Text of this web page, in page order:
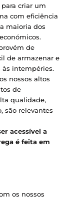
criar um
com eficiência
maioria dos
de
de armazenar e
às intempéries.
nossos altos
de
qualidade,
são relevantes
acessível a
é feita em
os nossos